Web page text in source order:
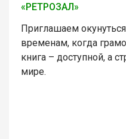
«РЕТРОЗАЛ»
Приглашаем
временам, когда
книга – доступной, а
мире.